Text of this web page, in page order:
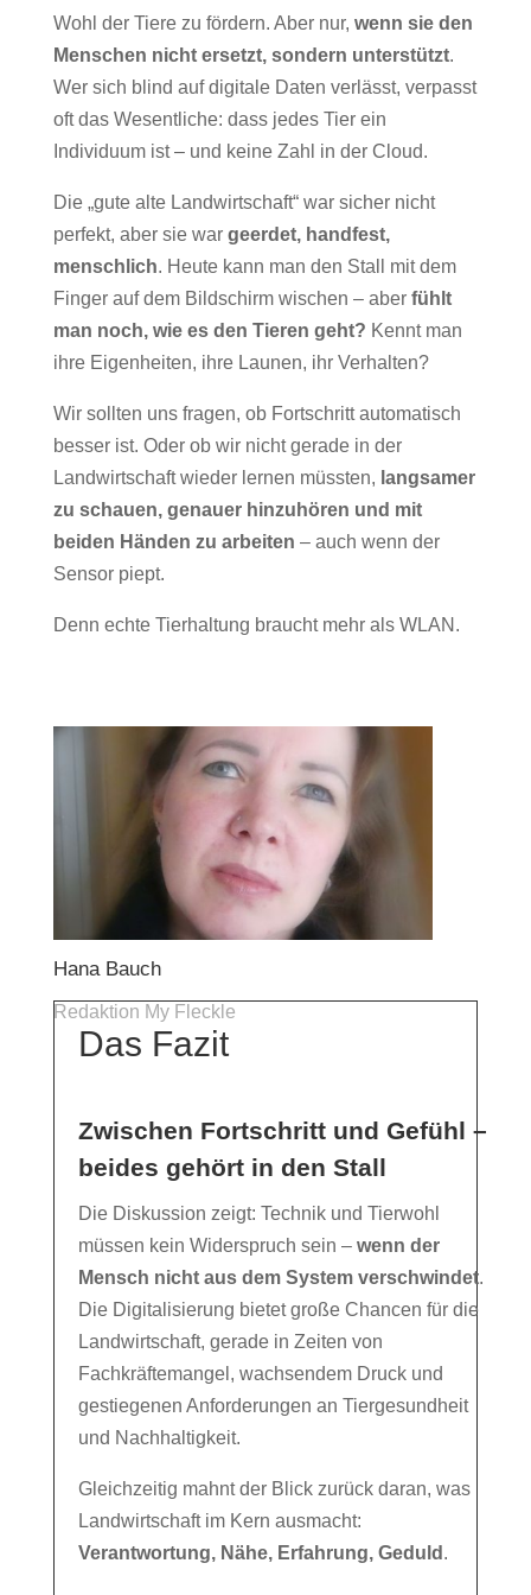
Wohl der Tiere zu fördern. Aber nur, wenn sie den
Menschen nicht ersetzt, sondern unterstützt.
Wer sich blind auf digitale Daten verlässt, verpasst
oft das Wesentliche: dass jedes Tier ein
Individuum ist – und keine Zahl in der Cloud.
Die „gute alte Landwirtschaft“ war sicher nicht
perfekt, aber sie war geerdet, handfest,
menschlich. Heute kann man den Stall mit dem
Finger auf dem Bildschirm wischen – aber fühlt
man noch, wie es den Tieren geht? Kennt man
ihre Eigenheiten, ihre Launen, ihr Verhalten?
Wir sollten uns fragen, ob Fortschritt automatisch
besser ist. Oder ob wir nicht gerade in der
Landwirtschaft wieder lernen müssten, langsamer
zu schauen, genauer hinzuhören und mit
beiden Händen zu arbeiten – auch wenn der
Sensor piept.
Denn echte Tierhaltung braucht mehr als WLAN.
Hana Bauch
Redaktion My Fleckle
Das Fazit
Zwischen Fortschritt und Gefühl –
beides gehört in den Stall
Die Diskussion zeigt: Technik und Tierwohl
müssen kein Widerspruch sein – wenn der
Mensch nicht aus dem System verschwindet.
Die Digitalisierung bietet große Chancen für die
Landwirtschaft, gerade in Zeiten von
Fachkräftemangel, wachsendem Druck und
gestiegenen Anforderungen an Tiergesundheit
und Nachhaltigkeit.
Gleichzeitig mahnt der Blick zurück daran, was
Landwirtschaft im Kern ausmacht:
Verantwortung, Nähe, Erfahrung, Geduld .